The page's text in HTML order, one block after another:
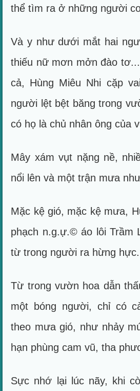
thể tìm ra ở những người
Và y như dưới mắt hai
thiếu nữ mơn mởn đào
cả, Hùng Miêu Nhi cặp
người lệt bệt băng trong
có họ là chủ nhân ông của
Mây xám vụt nặng nề,
nổi lên và một trận mưa
Mặc kệ gió, mặc kệ mưa,
phạch n.g.ự.© áo lôi Trầm
từ trong người ra hừng
Từ trong vườn hoa dẫn
một bóng người, chỉ có
theo mưa gió, như nhảy
hạn phùng cam vũ, tha
Sực nhớ lại lúc nãy, khi